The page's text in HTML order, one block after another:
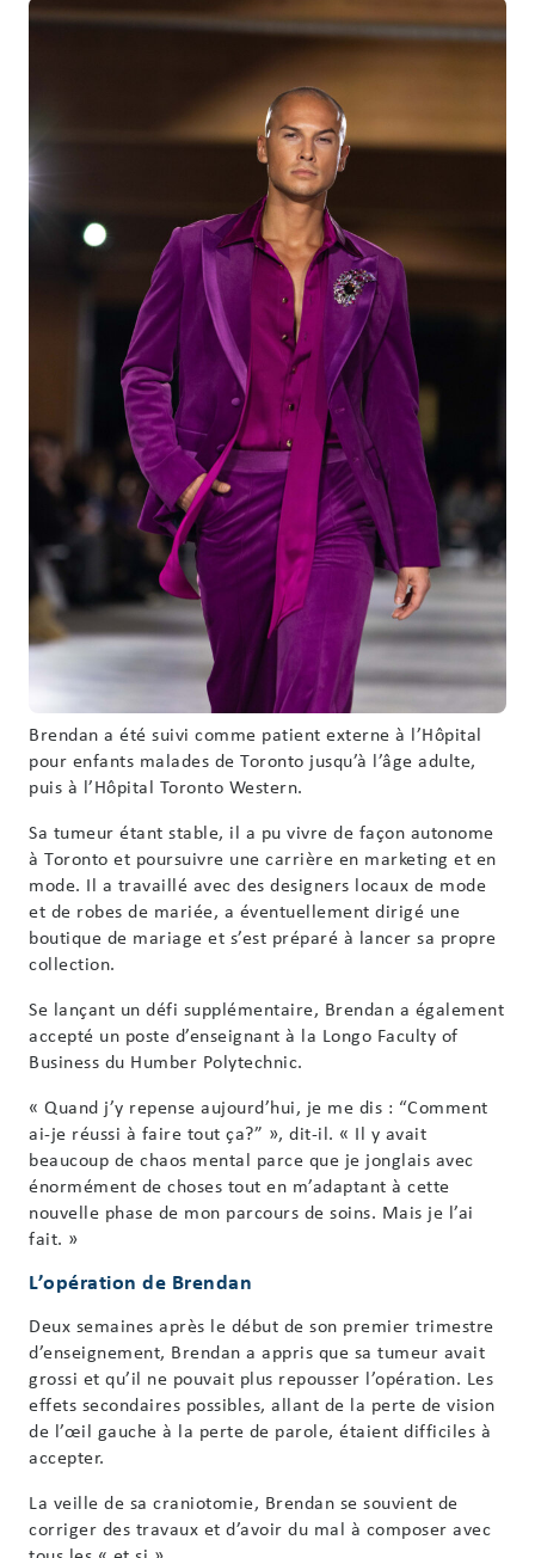
Brendan a été suivi comme patient externe à l’Hôpital
pour enfants malades de Toronto jusqu’à l’âge adulte,
puis à l’Hôpital Toronto Western.
Sa tumeur étant stable, il a pu vivre de façon autonome
à Toronto et poursuivre une carrière en marketing et en
mode. Il a travaillé avec des designers locaux de mode
et de robes de mariée, a éventuellement dirigé une
boutique de mariage et s’est préparé à lancer sa propre
collection.
Se lançant un défi supplémentaire, Brendan a également
accepté un poste d’enseignant à la Longo Faculty of
Business du Humber Polytechnic.
« Quand j’y repense aujourd’hui, je me dis : “Comment
ai-je réussi à faire tout ça?” », dit-il. « Il y avait
beaucoup de chaos mental parce que je jonglais avec
énormément de choses tout en m’adaptant à cette
nouvelle phase de mon parcours de soins. Mais je l’ai
fait. »
L’opération de Brendan
Deux semaines après le début de son premier trimestre
d’enseignement, Brendan a appris que sa tumeur avait
grossi et qu’il ne pouvait plus repousser l’opération. Les
effets secondaires possibles, allant de la perte de vision
de l’œil gauche à la perte de parole, étaient difficiles à
accepter.
La veille de sa craniotomie, Brendan se souvient de
corriger des travaux et d’avoir du mal à composer avec